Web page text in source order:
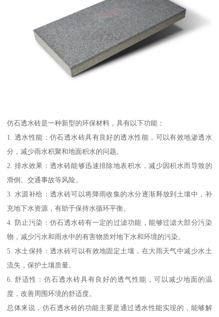
仿石透水砖是一种新型的环保材料，具有以下功能：
1. 透水性能：仿石透水砖具有良好的透水性能，可以有效地渗透水
分，减少雨水积聚和地面积水的问题。
2. 排水效果：透水砖能够迅速排除地表积水，减少因积水而导致的
滑倒、交通事故等风险。
3. 水源补给：透水砖可以将降雨收集的水分逐渐释放到土壤中，补
充地下水资源，有助于保持水循环平衡。
4. 防止污染：仿石透水砖有一定的过滤功能，能够过滤大部分污染
物，减少污水和雨水中的有害物质对地下水和环境的污染。
5. 水土保持：透水砖可以有效地固定土壤，在大雨天气中减少水土
流失，保护土壤质量。
6. 舒适性：仿石透水砖具有良好的透气性能，可以减少地面的温
度，改善周围环境的舒适度。
总体来说，仿石透水砖的功能主要是通过透水性能实现的，能够解